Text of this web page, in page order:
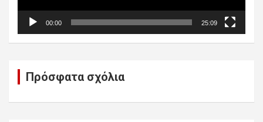
00:00 25:09
Πρόσφατα σχόλια